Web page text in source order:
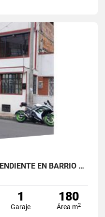
SE ARRIENDA CASA INDEPENDIENTE EN BARRIO QUIROGA SUR
1
Garaje
180
Área m2